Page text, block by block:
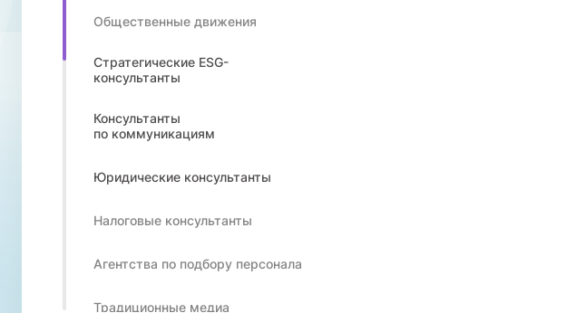
Общественные движения
Стратегические ESG-
консультанты
Консультанты
по коммуникациям
Юридические консультанты
Налоговые консультанты
Агентства по подбору персонала
Традиционные медиа